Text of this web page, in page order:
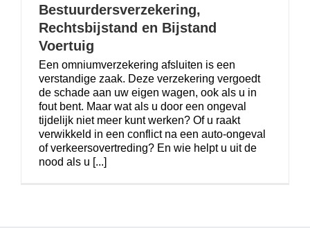
Bestuurdersverzekering,
Rechtsbijstand en Bijstand
Voertuig
Een omniumverzekering afsluiten is een
verstandige zaak. Deze verzekering vergoedt
de schade aan uw eigen wagen, ook als u in
fout bent. Maar wat als u door een ongeval
tijdelijk niet meer kunt werken? Of u raakt
verwikkeld in een conflict na een auto-ongeval
of verkeersovertreding? En wie helpt u uit de
nood als u [...]